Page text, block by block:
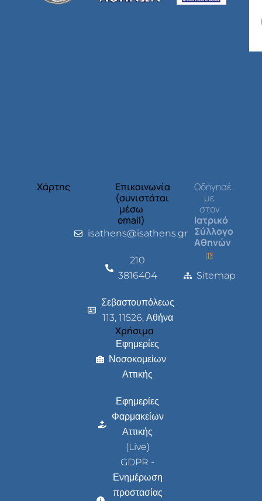
Χάρτης
Επικοινωνία
(συνιστάται
μέσω
email)
isathens@isathens.gr
210
3816404
Σεβαστουπόλεως
113, 11526, Αθήνα
Χρήσιμα
Εφημερίες
Νοσοκομείων
Αττικής
Εφημερίες
Φαρμακείων
Αττικής
(Live)
GDPR -
Ενημέρωση
προστασίας
Οδήγησέ
με
στον
Ιατρικό
Σύλλογο
Αθηνών
Sitemap